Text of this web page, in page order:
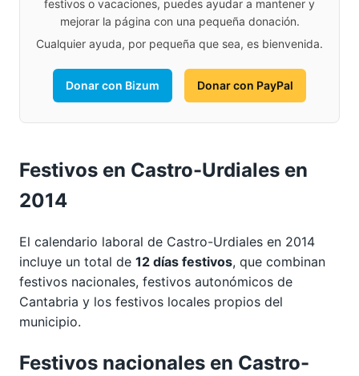
festivos o vacaciones, puedes ayudar a mantener y
mejorar la página con una pequeña donación.
Cualquier ayuda, por pequeña que sea, es bienvenida.
Donar con Bizum Donar con PayPal
Festivos en Castro-Urdiales en
2014
El calendario laboral de Castro-Urdiales en 2014
incluye un total de 12 días festivos, que combinan
festivos nacionales, festivos autonómicos de
Cantabria y los festivos locales propios del
municipio.
Festivos nacionales en Castro-